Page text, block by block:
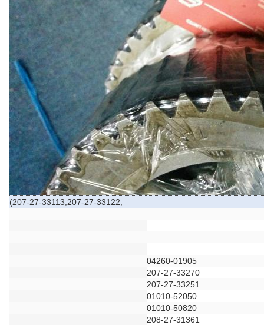
(207-27-33113,207-27-33122,
04260-01905
207-27-33270
207-27-33251
01010-52050
01010-50820
208-27-31361